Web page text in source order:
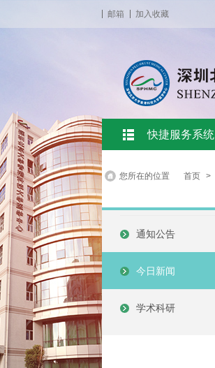
邮箱 加入收藏
快捷服务系统
您所在的位置 首页 >
通知公告
今日新闻
学术科研